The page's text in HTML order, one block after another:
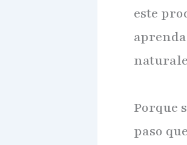
este
Porque
paso